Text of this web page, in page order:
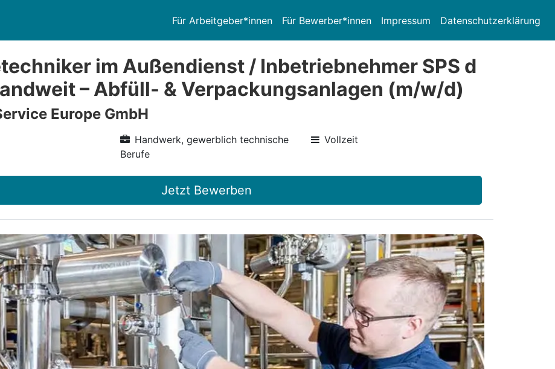
Für Arbeitgeber*innen Für Bewerber*innen Impressum Datenschutzerklärung
im Außendienst / Inbetriebnehmer SPS d
– Abfüll- & Verpackungsanlagen (m/w/d)
Europe GmbH
Handwerk, gewerblich technische
Berufe
Vollzeit
Jetzt Bewerben